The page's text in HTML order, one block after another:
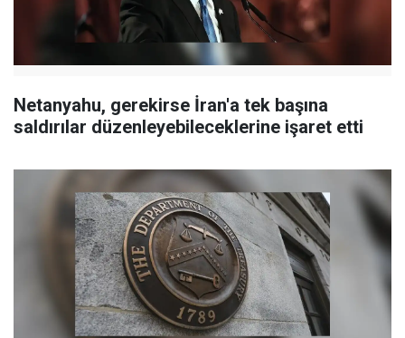
Netanyahu, gerekirse İran'a tek başına
saldırılar düzenleyebileceklerine işaret etti